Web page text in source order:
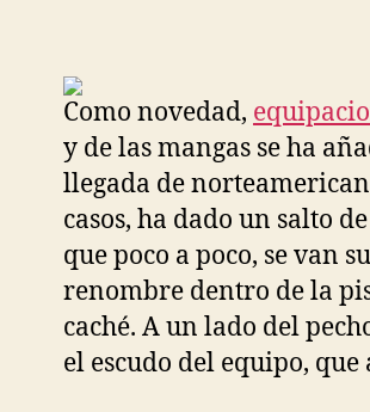
Como novedad,
y de las mangas se ha
llegada de
casos, ha dado un salto
que poco a poco, se van
renombre dentro de la
caché. A un lado del
el escudo del equipo,